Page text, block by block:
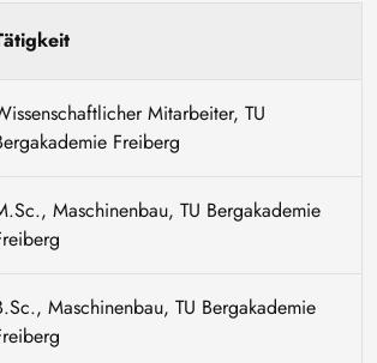
Mitarbeiter, TU
Freiberg
Maschinenbau, TU Bergakademie
Maschinenbau, TU Bergakademie